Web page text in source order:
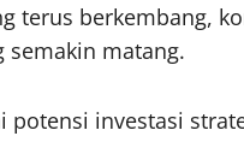
terus berkembang,
semakin matang.
investasi